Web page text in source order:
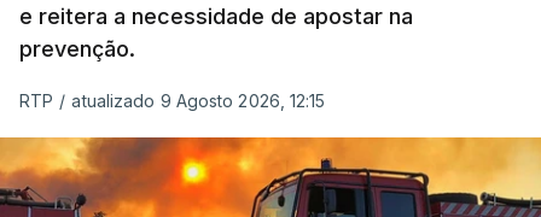
e reitera a necessidade de apostar na
prevenção.
RTP / atualizado 9 Agosto 2026, 12:15